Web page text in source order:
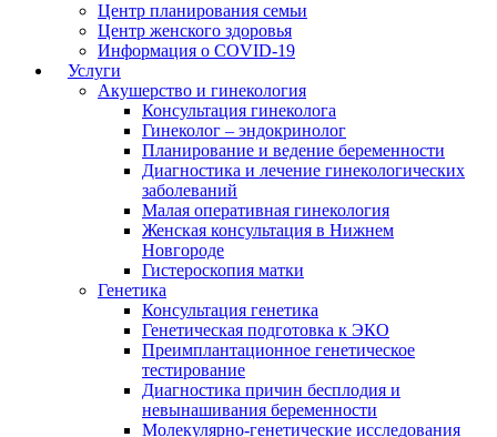
Центр планирования семьи
Центр женского здоровья
Информация о COVID-19
Услуги
Акушерство и гинекология
Консультация гинеколога
Гинеколог – эндокринолог
Планирование и ведение беременности
Диагностика и лечение гинекологических
заболеваний
Малая оперативная гинекология
Женская консультация в Нижнем
Новгороде
Гистероскопия матки
Генетика
Консультация генетика
Генетическая подготовка к ЭКО
Преимплантационное генетическое
тестирование
Диагностика причин бесплодия и
невынашивания беременности
Молекулярно-генетические исследования